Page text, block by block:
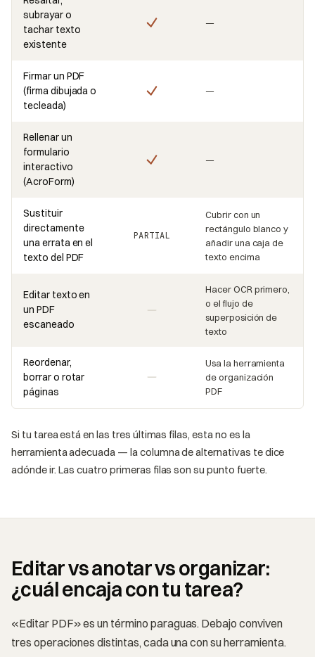
subrayar o
tachar texto
existente
—
Firmar un PDF
(firma dibujada o
tecleada)
—
Rellenar un
formulario
interactivo
(AcroForm)
—
Sustituir
directamente
una errata en el
texto del PDF
PARTIAL
Cubrir con un
rectángulo blanco y
añadir una caja de
texto encima
Editar texto en
un PDF
escaneado
Hacer OCR primero,
o el flujo de
superposición de
texto
Reordenar,
borrar o rotar
páginas
Usa la herramienta
de organización
PDF
Si tu tarea está en las tres últimas filas, esta no es la
herramienta adecuada — la columna de alternativas te dice
adónde ir. Las cuatro primeras filas son su punto fuerte.
Editar vs anotar vs organizar:
¿cuál encaja con tu tarea?
«Editar PDF» es un término paraguas. Debajo conviven
tres operaciones distintas, cada una con su herramienta.